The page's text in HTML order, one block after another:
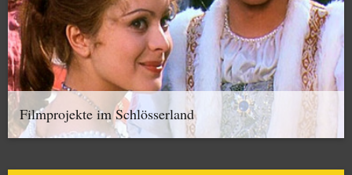
Filmprojekte im Schlösserland